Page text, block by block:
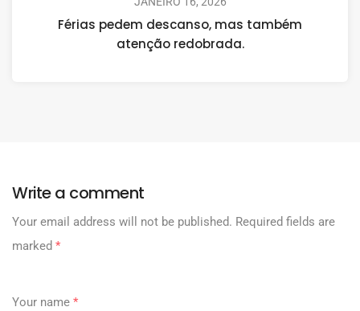
Férias pedem descanso, mas também
atenção redobrada.
Write a comment
Your email address will not be published. Required fields are
marked *
Your name *